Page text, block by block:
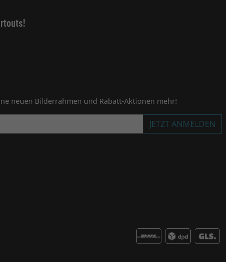
neuen Bilderrahmen und Rabatt-Aktionen mehr!
JETZT ANMELDEN